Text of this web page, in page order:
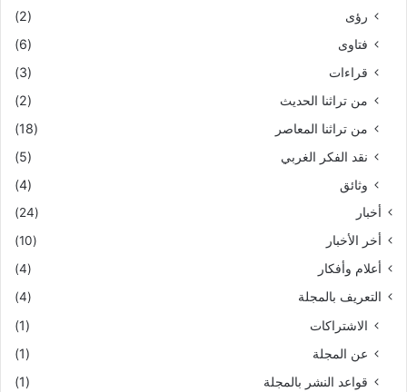
رؤى
(2)
فتاوى
(6)
قراءات
(3)
من تراثنا الحديث
(2)
من تراثنا المعاصر
(18)
نقد الفكر الغربي
(5)
وثائق
(4)
أخبار
(24)
أخر الأخبار
(10)
أعلام وأفكار
(4)
التعريف بالمجلة
(4)
الاشتراكات
(1)
عن المجلة
(1)
قواعد النشر بالمجلة
(1)